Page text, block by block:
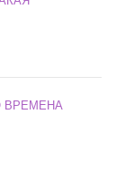
ВРЕМЕНА